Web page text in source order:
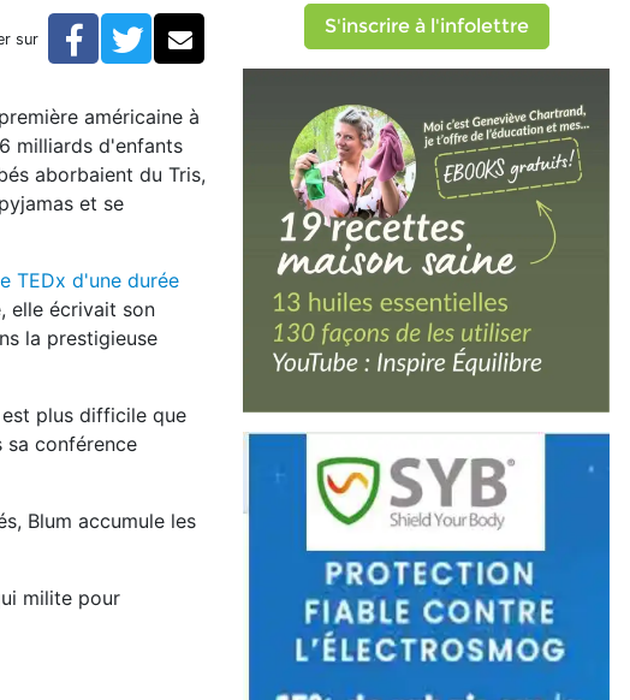
sur Facebook
TwitterCourriel
américaine à
milliards d'enfants
aborbaient du Tris,
et se
TEDx d'une durée
elle écrivait son
la prestigieuse
plus difficile que
sa conférence
Blum accumule les
milite pour
S'inscrire à l'infolettre